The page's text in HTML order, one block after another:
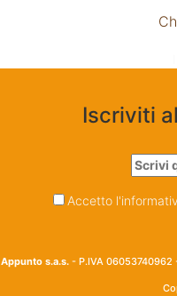
Iscriviti
Accetto
Appunto s.a.s. - P.IVA 06053740962